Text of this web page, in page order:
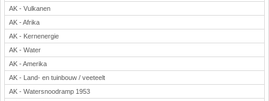
Wiskunde
Onderwerpen
Apps en tablets
Collecties digibord
Digiborden / touchscreens
Digibordtools
AK - Vulkanen
AK - Afrika
AK - Kernenergie
AK - Water
AK - Amerika
AK - Land- en tuinbouw / veeteelt
AK - Watersnoodramp 1953